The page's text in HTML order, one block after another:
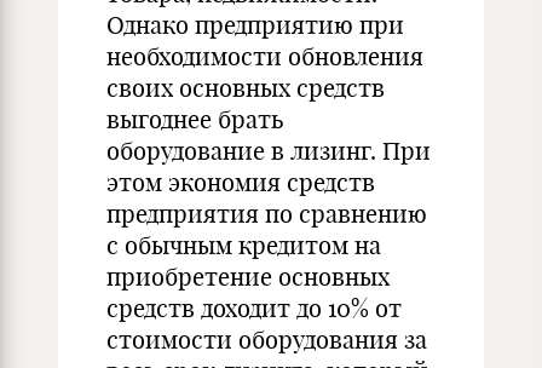
Однако предприятию при
необходимости обновления
своих основных средств
выгоднее брать
оборудование в лизинг. При
этом экономия средств
предприятия по сравнению
с обычным кредитом на
приобретение основных
средств доходит до 10% от
стоимости оборудования за